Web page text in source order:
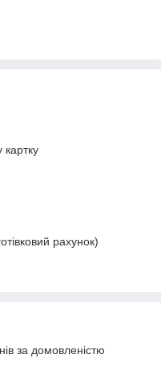
рахунок)
за домовленістю